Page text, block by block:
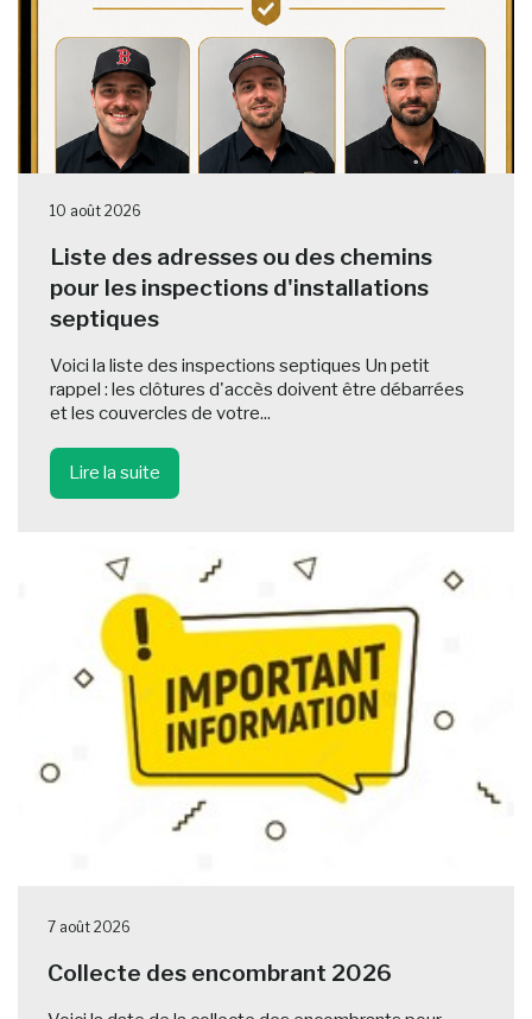
10 août 2026
Liste des adresses ou des chemins
pour les inspections d'installations
septiques
Voici la liste des inspections septiques Un petit
rappel : les clôtures d'accès doivent être débarrées
et les couvercles de votre...
Lire la suite
7 août 2026
Collecte des encombrant 2026